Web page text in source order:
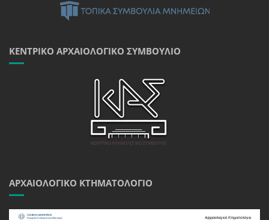
ΚΕΝΤΡΙΚΌ ΑΡΧΑΙΟΛΟΓΙΚΌ ΣΥΜΒΟΎΛΙΟ
ΑΡΧΑΙΟΛΟΓΙΚΌ ΚΤΗΜΑΤΟΛΌΓΙΟ